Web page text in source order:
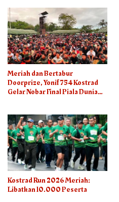
Meriah dan Bertabur
Doorprize, Yonif 754 Kostrad
Gelar Nobar Final Piala Dunia
Kostrad Run 2026 Meriah:
Libatkan 10.000 Peserta